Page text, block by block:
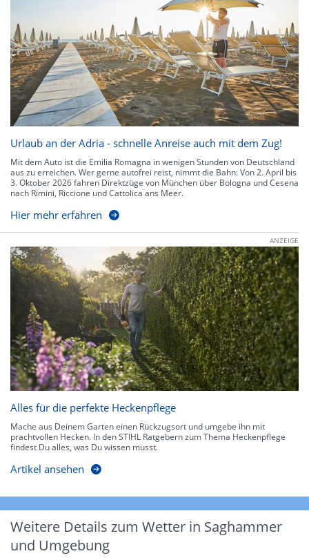
Urlaub an der Adria - schnelle Anreise auch mit dem Zug!
Mit dem Auto ist die Emilia Romagna in wenigen Stunden von Deutschland
aus zu erreichen. Wer gerne autofrei reist, nimmt die Bahn: Von 2. April bis
3. Oktober 2026 fahren Direktzüge von München über Bologna und Cesena
nach Rimini, Riccione und Cattolica ans Meer.
Hier mehr erfahren
ANZEIGE
Alles für die perfekte Heckenpflege
Mache aus Deinem Garten einen Rückzugsort und umgebe ihn mit
prachtvollen Hecken. In den STIHL Ratgebern zum Thema Heckenpflege
findest Du alles, was Du wissen musst.
Artikel ansehen
Weitere Details zum Wetter in Saghammer
und Umgebung